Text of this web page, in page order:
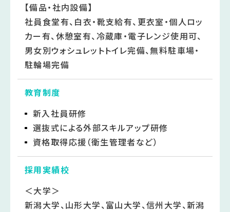
【備品・社内設備】
社員食堂有、白衣・靴支給有、更衣室・個人ロッ
カー有、休憩室有、冷蔵庫・電子レンジ使用可、
男女別ウォシュレットトイレ完備、無料駐車場・
駐輪場完備
教育制度
新入社員研修
選抜式による外部スキルアップ研修
資格取得応援（衛生管理者など）
採用実績校
＜大学＞
新潟大学、山形大学、富山大学、信州大学、新潟